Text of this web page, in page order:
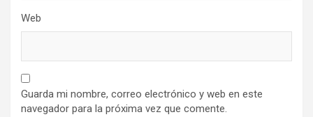
Web
Guarda mi nombre, correo electrónico y web en este
navegador para la próxima vez que comente.